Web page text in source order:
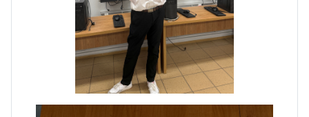
Informatycy zapraszają do